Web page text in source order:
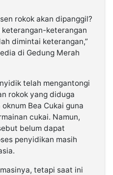
rokok akan dipanggil?
keterangan-keterangan
dimintai keterangan,”
di Gedung Merah
telah mengantongi
rokok yang diduga
Bea Cukai guna
cukai. Namun,
belum dapat
penyidikan masih
tetapi saat ini